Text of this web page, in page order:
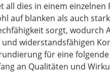
dies in einem
auf blanken als auch
sorgt, wodurch
widerstandsfähigen
für eine
an Qualitäten und